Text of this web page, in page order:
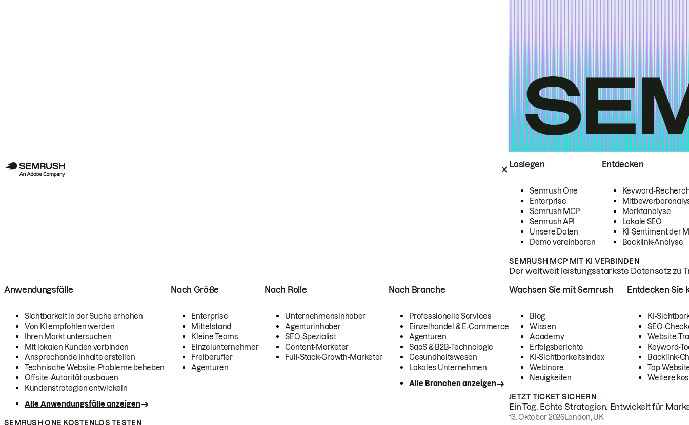
Loslegen
Semrush One
Enterprise
Semrush MCP
Semrush API
Unsere Daten
Demo vereinbaren
Entdecken
Keyword-
Marktanalyse
Lokale SEO
KI-Sentiment der
Backlink-Analyse
SEMRUSH MCP MIT KI VERBINDEN
Der weltweit leistungsstärkste Datensatz zu
Anwendungsfälle
Sichtbarkeit in der Suche erhöhen
Von KI empfohlen werden
Ihren Markt untersuchen
Mit lokalen Kunden verbinden
Ansprechende Inhalte erstellen
Technische Website-Probleme beheben
Offsite-Autorität ausbauen
Kundenstrategien entwickeln
Alle Anwendungsfälle anzeigen
Nach Größe
Enterprise
Mittelstand
Kleine Teams
Einzelunternehmer
Freiberufler
Agenturen
Nach Rolle
Unternehmensinhaber
Agenturinhaber
SEO-Spezialist
Content-Marketer
Full-Stack-Growth-Marketer
Nach Branche
Professionelle Services
Einzelhandel & E-Commerce
Agenturen
SaaS & B2B-Technologie
Gesundheitswesen
Lokales Unternehmen
Alle Branchen anzeigen
SEMRUSH ONE KOSTENLOS TESTEN
Wachsen Sie mit Semrush
Blog
Wissen
Academy
Erfolgsberichte
KI-Sichtbarkeitsindex
Webinare
Neuigkeiten
Entdecken Sie
KI-
SEO-
Website-
Keyword-
Backlink-
Top-
Weitere
JETZT TICKET SICHERN
Ein Tag. Echte Strategien. Entwickelt für
13. Oktober 2026London, UK